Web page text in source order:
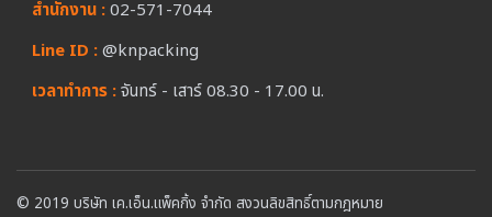
สำนักงาน :02-571-7044
Line ID :@knpacking
เวลาทำการ :จันทร์ - เสาร์ 08.30 - 17.00 น.
© 2019 บริษัท เค.เอ็น.แพ็คกิ้ง จำกัด สงวนลิขสิทธิ์ตามกฎหมาย